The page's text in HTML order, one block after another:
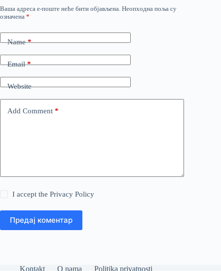
Ваша адреса е-поште неће бити објављена. Неопходна поља су
означена *
Name*
Email*
Website
Add Comment *
I accept thePrivacy Policy
Предај коментар
Kontakt O nama Politika privatnosti